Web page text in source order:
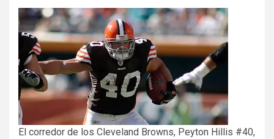
El corredor de los Cleveland Browns, Peyton Hillis #40,